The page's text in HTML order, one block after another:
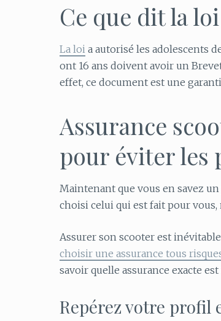
Ce que dit la
La loi a autorisé les adolescents
ont 16 ans doivent avoir un
effet, ce document est une
Assurance
pour éviter les
Maintenant que vous en savez
choisi celui qui est fait pour
Assurer son scooter est
choisir une assurance tous
savoir quelle assurance exacte
Repérez votre profil